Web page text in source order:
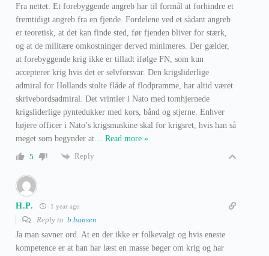
Fra nettet: Et forebyggende angreb har til formål at forhindre et
fremtidigt angreb fra en fjende. Fordelene ved et sådant angreb
er teoretisk, at det kan finde sted, før fjenden bliver for stærk,
og at de militære omkostninger derved minimeres. Der gælder,
at forebyggende krig ikke er tilladt ifølge FN, som kun
accepterer krig hvis det er selvforsvar. Den krigsliderlige
admiral for Hollands stolte flåde af flodpramme, har altid været
skrivebordsadmiral. Det vrimler i Nato med tomhjernede
krigsliderlige pyntedukker med kors, bånd og stjerne. Enhver
højere officer i Nato’s krigsmaskine skal for krigsret, hvis han så
meget som begynder at… Read more »
5
Reply
H.P. 1 year ago
Reply to b.hansen
Ja man savner ord. At en der ikke er folkevalgt og hvis eneste
kompetence er at han har læst en masse bøger om krig og har